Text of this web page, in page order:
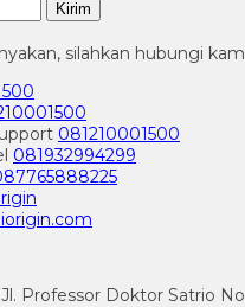
Kirim
silahkan hubungi
081210001500
081932994299
Professor Doktor Satrio